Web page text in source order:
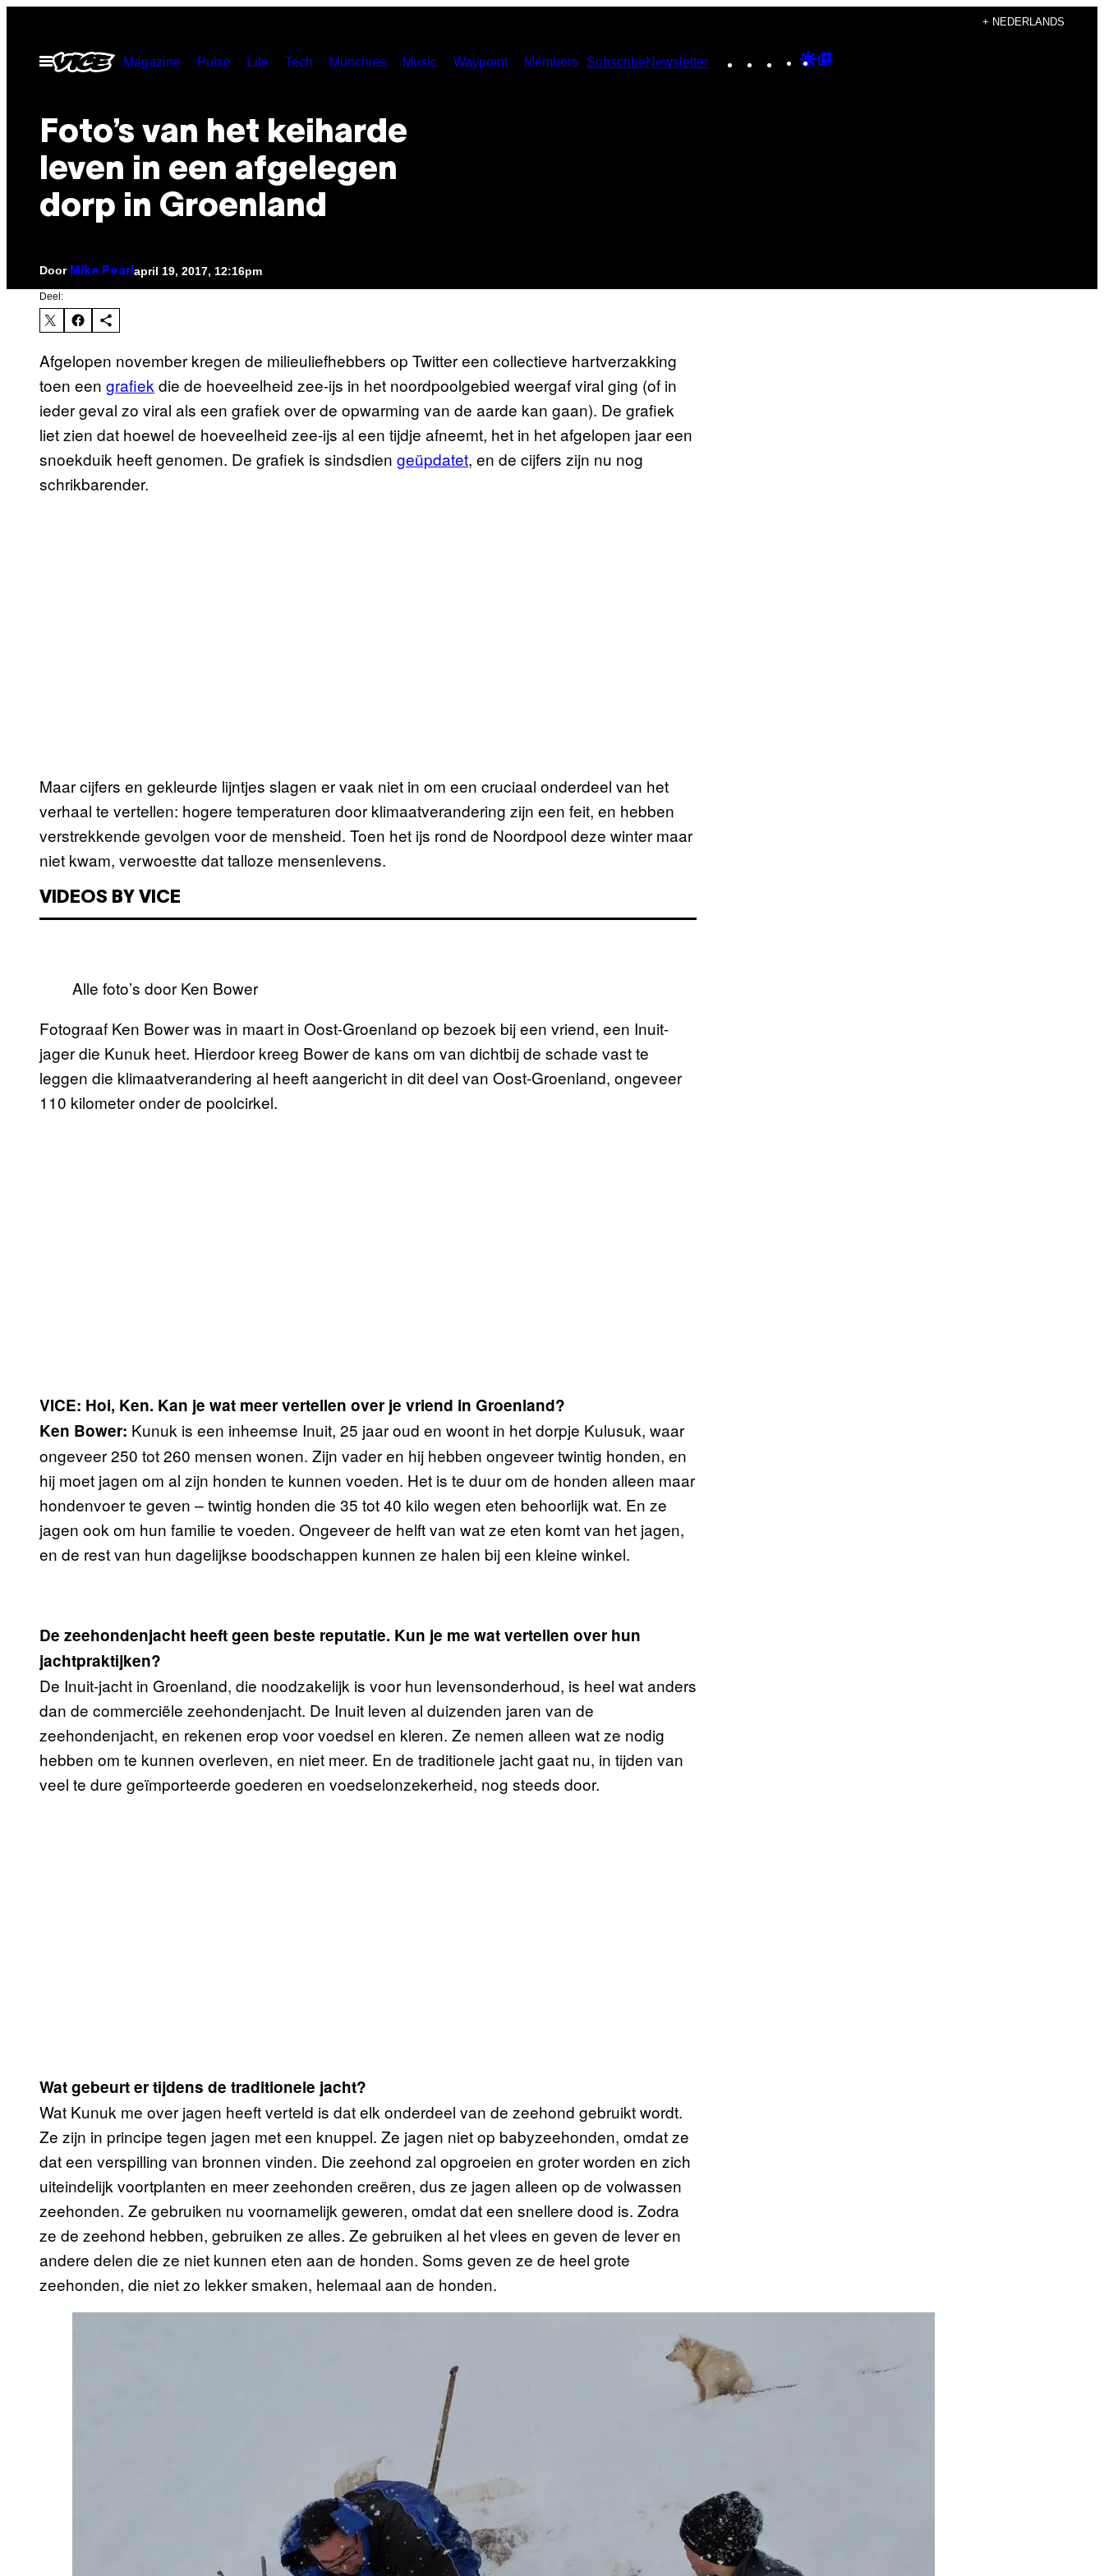
+ NEDERLANDS
Open
menu
Magazine Pulse Life Tech Munchies Music Waypoint Members SubscribeNewsletter Instagram
TikTokYouTube
Google
Foto’s van het keiharde
leven in een afgelegen
dorp in Groenland
Door Mike Pearl april 19, 2017, 12:16pm
Deel:
Afgelopen november kregen de milieuliefhebbers op Twitter een collectieve hartverzakking
toen een grafiek die de hoeveelheid zee-ijs in het noordpoolgebied weergaf viral ging (of in
ieder geval zo viral als een grafiek over de opwarming van de aarde kan gaan). De grafiek
liet zien dat hoewel de hoeveelheid zee-ijs al een tijdje afneemt, het in het afgelopen jaar een
snoekduik heeft genomen. De grafiek is sindsdien geüpdatet, en de cijfers zijn nu nog
schrikbarender.
Maar cijfers en gekleurde lijntjes slagen er vaak niet in om een cruciaal onderdeel van het
verhaal te vertellen: hogere temperaturen door klimaatverandering zijn een feit, en hebben
verstrekkende gevolgen voor de mensheid. Toen het ijs rond de Noordpool deze winter maar
niet kwam, verwoestte dat talloze mensenlevens.
VIDEOS BY VICE
Alle foto’s door Ken Bower
Fotograaf Ken Bower was in maart in Oost-Groenland op bezoek bij een vriend, een Inuit-
jager die Kunuk heet. Hierdoor kreeg Bower de kans om van dichtbij de schade vast te
leggen die klimaatverandering al heeft aangericht in dit deel van Oost-Groenland, ongeveer
110 kilometer onder de poolcirkel.
VICE: Hoi, Ken. Kan je wat meer vertellen over je vriend in Groenland?
Ken Bower: Kunuk is een inheemse Inuit, 25 jaar oud en woont in het dorpje Kulusuk, waar
ongeveer 250 tot 260 mensen wonen. Zijn vader en hij hebben ongeveer twintig honden, en
hij moet jagen om al zijn honden te kunnen voeden. Het is te duur om de honden alleen maar
hondenvoer te geven – twintig honden die 35 tot 40 kilo wegen eten behoorlijk wat. En ze
jagen ook om hun familie te voeden. Ongeveer de helft van wat ze eten komt van het jagen,
en de rest van hun dagelijkse boodschappen kunnen ze halen bij een kleine winkel.
De zeehondenjacht heeft geen beste reputatie. Kun je me wat vertellen over hun
jachtpraktijken?
De Inuit-jacht in Groenland, die noodzakelijk is voor hun levensonderhoud, is heel wat anders
dan de commerciële zeehondenjacht. De Inuit leven al duizenden jaren van de
zeehondenjacht, en rekenen erop voor voedsel en kleren. Ze nemen alleen wat ze nodig
hebben om te kunnen overleven, en niet meer. En de traditionele jacht gaat nu, in tijden van
veel te dure geïmporteerde goederen en voedselonzekerheid, nog steeds door.
Wat gebeurt er tijdens de traditionele jacht?
Wat Kunuk me over jagen heeft verteld is dat elk onderdeel van de zeehond gebruikt wordt.
Ze zijn in principe tegen jagen met een knuppel. Ze jagen niet op babyzeehonden, omdat ze
dat een verspilling van bronnen vinden. Die zeehond zal opgroeien en groter worden en zich
uiteindelijk voortplanten en meer zeehonden creëren, dus ze jagen alleen op de volwassen
zeehonden. Ze gebruiken nu voornamelijk geweren, omdat dat een snellere dood is. Zodra
ze de zeehond hebben, gebruiken ze alles. Ze gebruiken al het vlees en geven de lever en
andere delen die ze niet kunnen eten aan de honden. Soms geven ze de heel grote
zeehonden, die niet zo lekker smaken, helemaal aan de honden.